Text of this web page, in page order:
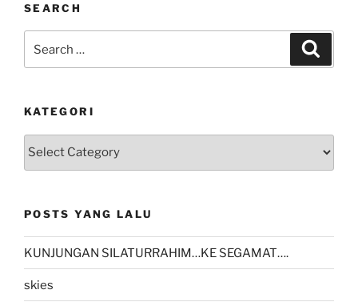
SEARCH
for:
KATEGORI
kategori
POSTS YANG LALU
KUNJUNGAN SILATURRAHIM…KE SEGAMAT….
skies